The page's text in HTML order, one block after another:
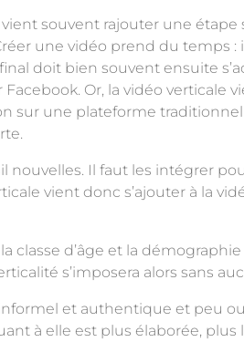
souvent rajouter une
une vidéo prend du temps :
doit bien souvent ensuite
Or, la vidéo verticale
sur une plateforme
Il faut les intégrer
vient donc s’ajouter à la
classe d’âge et la
s’imposera alors sans
et authentique et peu
à elle est plus élaborée, plus